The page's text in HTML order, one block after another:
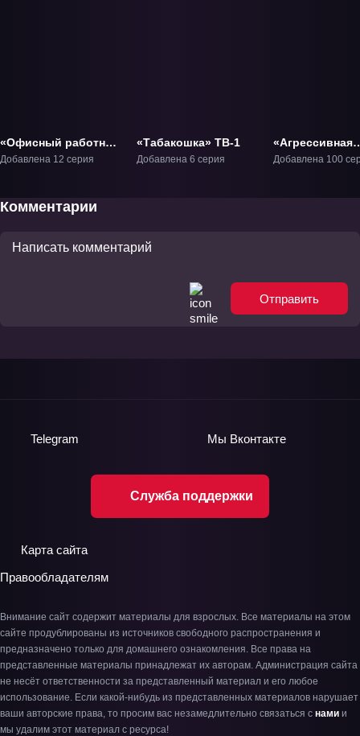
«Офисный работник
из Африки» ТВ-1
Добавлена 12 серия
«Табакошка» ТВ-1
Добавлена 6 серия
«Агрессивная
Рэцуко» ТВ-1
Добавлена 100
Комментарии
Отправить
Служба поддержки
Telegram Мы Вконтакте
Карта сайта
Правообладателям
Внимание сайт содержит материалы для взрослых. Все материалы на этом
сайте продублированы из источников свободного распространения и
предназначено только для домашнего ознакомления. Все права на
представленные материалы принадлежат их авторам. Администрация сайта
не несёт ответственности за представленный материал и его любое
использование. Если какой-нибудь из представленных материалов нарушает
ваши авторские права, то просим вас незамедлительно связаться с нами и
мы удалим этот материал с ресурса!